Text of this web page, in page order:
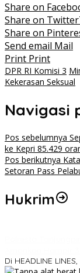
Share on
Share on Twitter
Share on
Send email Mail
Print Print
DPR RI Komisi 3
Kekerasan Seksual
Navigasi
Pos sebelumnya
ke Kepri 85.429
Pos berikutnya
Setoran Pass
Hukrim
Di HEADLINE